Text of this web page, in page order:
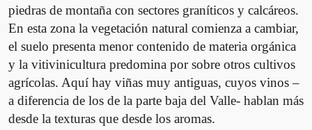
piedras de montaña con sectores graníticos y calcáreos.
En esta zona la vegetación natural comienza a cambiar,
el suelo presenta menor contenido de materia orgánica
y la vitivinicultura predomina por sobre otros cultivos
agrícolas. Aquí hay viñas muy antiguas, cuyos vinos –
a diferencia de los de la parte baja del Valle- hablan más
desde la texturas que desde los aromas.